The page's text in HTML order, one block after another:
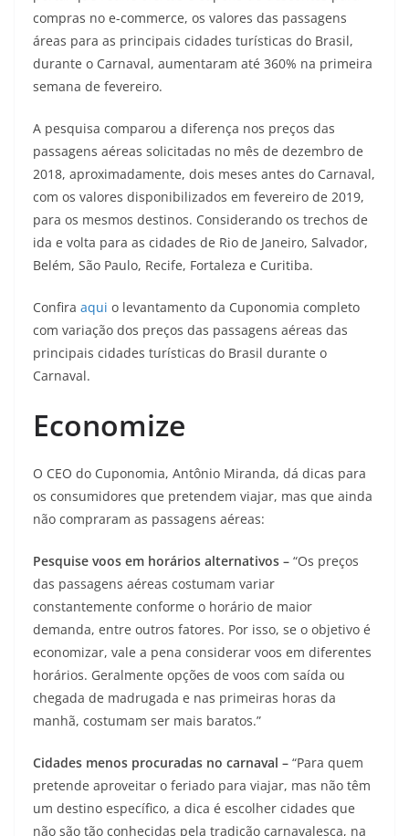
compras no e-commerce, os valores das passagens
áreas para as principais cidades turísticas do Brasil,
durante o Carnaval, aumentaram até 360% na primeira
semana de fevereiro.
A pesquisa comparou a diferença nos preços das
passagens aéreas solicitadas no mês de dezembro de
2018, aproximadamente, dois meses antes do Carnaval,
com os valores disponibilizados em fevereiro de 2019,
para os mesmos destinos. Considerando os trechos de
ida e volta para as cidades de Rio de Janeiro, Salvador,
Belém, São Paulo, Recife, Fortaleza e Curitiba.
Confira aqui o levantamento da Cuponomia completo
com variação dos preços das passagens aéreas das
principais cidades turísticas do Brasil durante o
Carnaval.
Economize
O CEO do Cuponomia, Antônio Miranda, dá dicas para
os consumidores que pretendem viajar, mas que ainda
não compraram as passagens aéreas:
Pesquise voos em horários alternativos – “Os preços
das passagens aéreas costumam variar
constantemente conforme o horário de maior
demanda, entre outros fatores. Por isso, se o objetivo é
economizar, vale a pena considerar voos em diferentes
horários. Geralmente opções de voos com saída ou
chegada de madrugada e nas primeiras horas da
manhã, costumam ser mais baratos.”
Cidades menos procuradas no carnaval – “Para quem
pretende aproveitar o feriado para viajar, mas não têm
um destino específico, a dica é escolher cidades que
não são tão conhecidas pela tradição carnavalesca, na